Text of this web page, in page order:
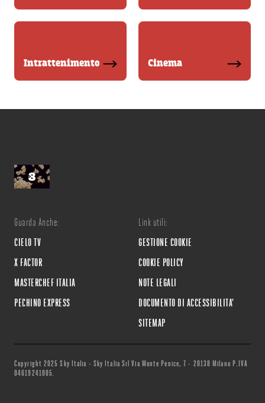
Intrattenimento Cinema
Guarda Anche:
CIELO TV
X FACTOR
MASTERCHEF ITALIA
PECHINO EXPRESS
Link utili:
GESTIONE COOKIE
COOKIE POLICY
NOTE LEGALI
DOCUMENTO DI ACCESSIBILITA'
SITEMAP
Copyright 2025 Sky Italia - Sky Italia Srl Via Monte Penice, 7 - 20138 Milano P.IVA
04619241005.